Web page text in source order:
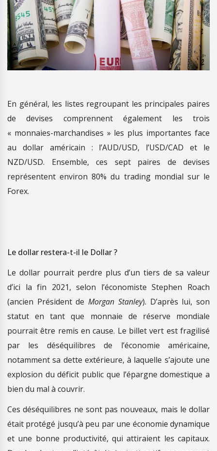
En général, les listes regroupant les principales paires
de devises comprennent également les trois
« monnaies-marchandises » les plus importantes face
au dollar américain : l’AUD/USD, l’USD/CAD et le
NZD/USD. Ensemble, ces sept paires de devises
représentent environ 80% du trading mondial sur le
Forex.
Le dollar restera-t-il le Dollar ?
Le dollar pourrait perdre plus d’un tiers de sa valeur
d’ici la fin 2021, selon l’économiste Stephen Roach
(ancien Président deMorgan Stanley). D’après lui, son
statut en tant que monnaie de réserve mondiale
pourrait être remis en cause. Le billet vert est fragilisé
par les déséquilibres de l’économie américaine,
notamment sa dette extérieure, à laquelle s’ajoute une
explosion du déficit public que l’épargne domestique a
bien du mal à couvrir.
Ces déséquilibres ne sont pas nouveaux, mais le dollar
était protégé jusqu’à peu par une économie dynamique
et une bonne productivité, qui attiraient les capitaux.